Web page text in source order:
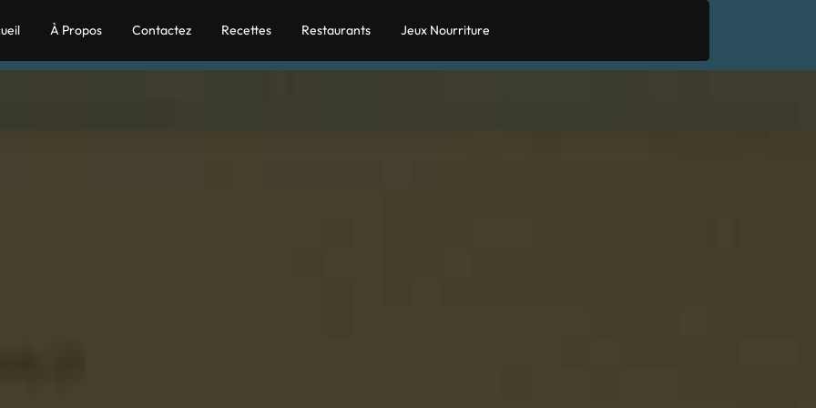
À Propos Contactez Recettes Restaurants Jeux Nourriture